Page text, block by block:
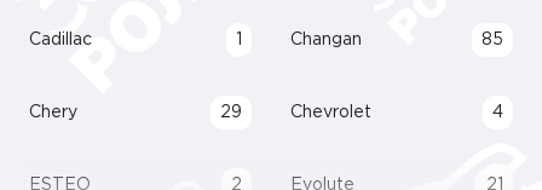
Cadillac Changan 85
Chery 29 Chevrolet 4
ESTEO 2 Evolute 21